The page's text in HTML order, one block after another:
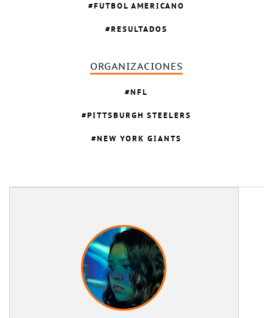
FUTBOL AMERICANO
RESULTADOS
ORGANIZACIONES
NFL
PITTSBURGH STEELERS
NEW YORK GIANTS